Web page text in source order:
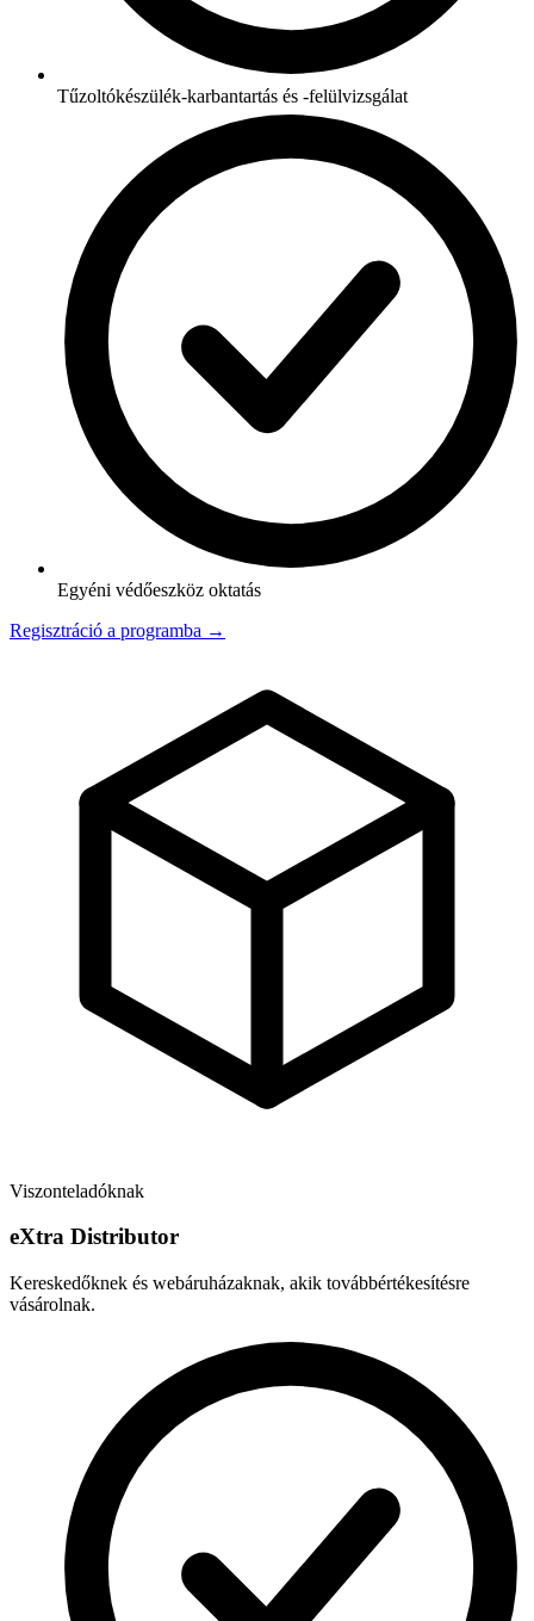
Tűzoltókészülék-karbantartás és -felülvizsgálat
Egyéni védőeszköz oktatás
Regisztráció a programba →
Viszonteladóknak
eXtra Distributor
Kereskedőknek és webáruházaknak, akik továbbértékesítésre
vásárolnak.